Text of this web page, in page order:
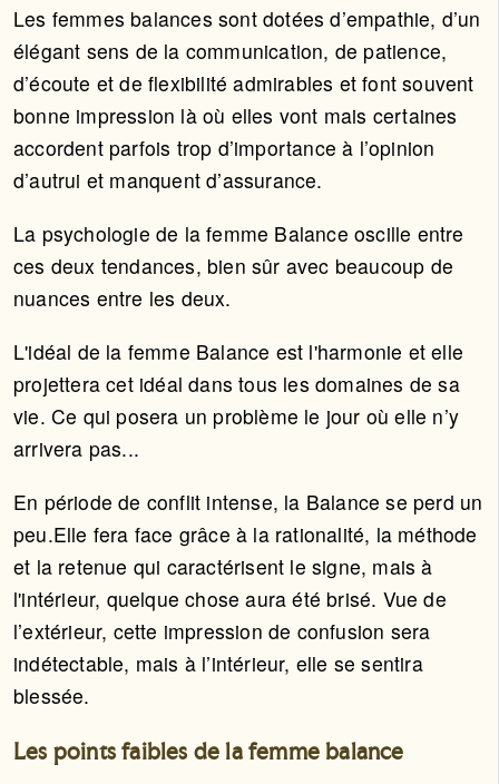
Les femmes balances sont dotées d’empathie, d’un
élégant sens de la communication, de patience,
d’écoute et de flexibilité admirables et font souvent
bonne impression là où elles vont mais certaines
accordent parfois trop d’importance à l’opinion
d’autrui et manquent d’assurance.
La psychologie de la femme Balance oscille entre
ces deux tendances, bien sûr avec beaucoup de
nuances entre les deux.
L'idéal de la femme Balance est l'harmonie et elle
projettera cet idéal dans tous les domaines de sa
vie. Ce qui posera un problème le jour où elle n’y
arrivera pas...
En période de conflit intense, la Balance se perd un
peu.Elle fera face grâce à la rationalité, la méthode
et la retenue qui caractérisent le signe, mais à
l'intérieur, quelque chose aura été brisé. Vue de
l’extérieur, cette impression de confusion sera
indétectable, mais à l’intérieur, elle se sentira
blessée.
Les points faibles de la femme balance